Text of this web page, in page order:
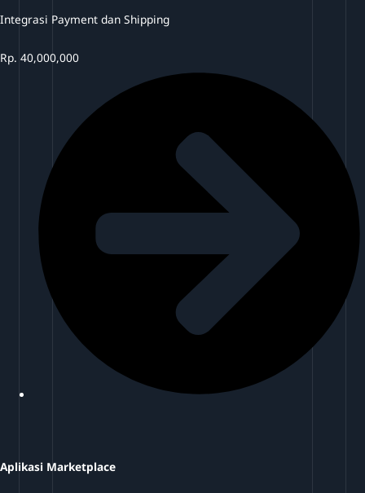
Integrasi Payment dan Shipping
Rp. 40,000,000
Aplikasi Marketplace